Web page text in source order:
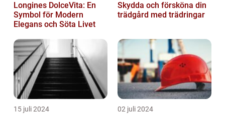
Longines DolceVita: En
Symbol för Modern
Elegans och Söta Livet
Skydda och försköna din
trädgård med trädringar
15 juli 2024 02 juli 2024